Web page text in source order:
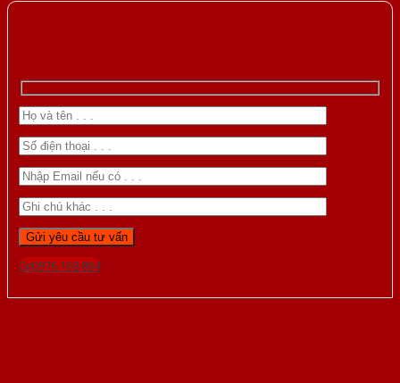
Gọi 0976.169.864